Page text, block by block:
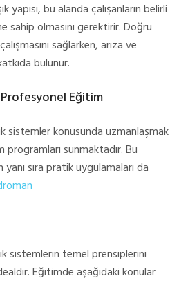
yapısı, bu alanda çalışanların belirli
sahip olmasını gerektirir. Doğru
sağlarken, arıza ve
bulunur.
Eğitim
sistemler konusunda uzmanlaşmak
sunmaktadır. Bu
sıra pratik uygulamaları da
sistemlerin temel prensiplerini
Eğitimde aşağıdaki konular